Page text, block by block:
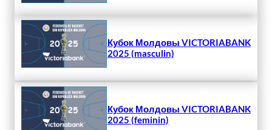
Кубок Молдовы VICTORIABANK
2025 (masculin)
Кубок Молдовы VICTORIABANK
2025 (feminin)